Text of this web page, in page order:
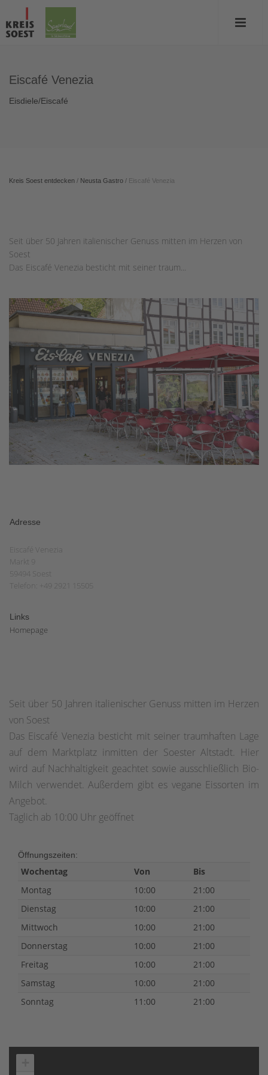
Eiscafé Venezia
Eisdiele/Eiscafé
Kreis Soest entdecken / Neusta Gastro / Eiscafé Venezia
Seit über 50 Jahren italienischer Genuss mitten im Herzen von
Soest
Das Eiscafé Venezia besticht mit seiner traum...
Adresse
Eiscafé Venezia
Markt 9
59494 Soest
Telefon: +49 2921 15505
Links
Homepage
Seit über 50 Jahren italienischer Genuss mitten im Herzen
von Soest
Das Eiscafé Venezia besticht mit seiner traumhaften Lage
auf dem Marktplatz inmitten der Soester Altstadt. Hier
wird auf Nachhaltigkeit geachtet sowie ausschließlich Bio-
Milch verwendet. Außerdem gibt es vegane Eissorten im
Angebot.
Täglich ab 10:00 Uhr geöffnet
Öffnungszeiten:
Wochentag Von
Bis
Montag
10:00
21:00
Dienstag
10:00
21:00
Mittwoch
10:00
21:00
Donnerstag
10:00
21:00
Freitag
10:00
21:00
Samstag
10:00
21:00
Sonntag
11:00 21:00